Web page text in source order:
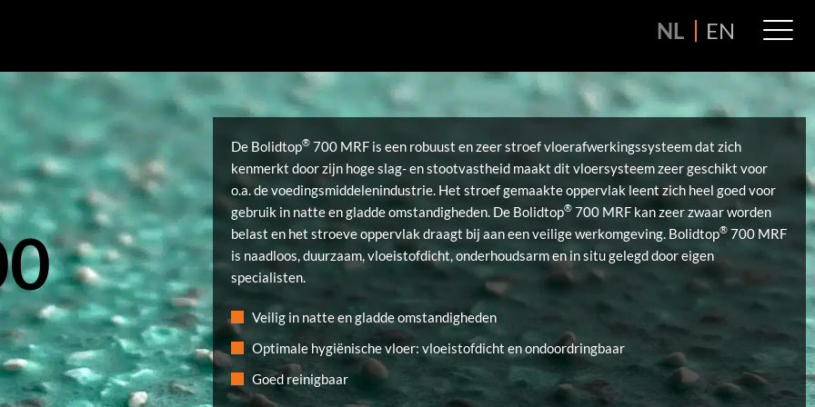
NL EN
De Bolidtop® 700 MRF is een robuust en zeer stroef vloerafwerkingssysteem dat zich
kenmerkt door zijn hoge slag- en stootvastheid maakt dit vloersysteem zeer geschikt voor
o.a. de voedingsmiddelenindustrie. Het stroef gemaakte oppervlak leent zich heel goed voor
gebruik in natte en gladde omstandigheden. De Bolidtop® 700 MRF kan zeer zwaar worden
belast en het stroeve oppervlak draagt bij aan een veilige werkomgeving. Bolidtop® 700 MRF
is naadloos, duurzaam, vloeistofdicht, onderhoudsarm en in situ gelegd door eigen
specialisten.
Veilig in natte en gladde omstandigheden
Optimale hygiënische vloer: vloeistofdicht en ondoordringbaar
Goed reinigbaar